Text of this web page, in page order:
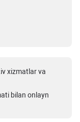
xizmatlar va
bilan onlayn